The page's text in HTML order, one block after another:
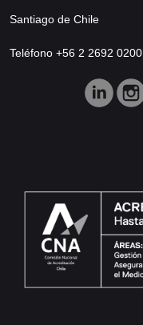
Santiago de Chile
Teléfono +56 2 2692 0200